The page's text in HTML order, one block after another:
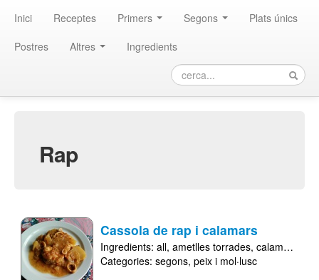
Inici Receptes Primers Segons
Plats únics
Postres
Altres Ingredients
rap
Cassola de rap i calamars
Ingredients: all ametlles torrades calamars
Categories: segons peix i mol·lusc